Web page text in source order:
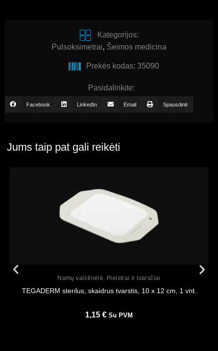
Kategorijos:
Pulsoksimetrai, Šeimos medicina
Prekės kodas: 35090
Pasidalinkite:
Facebook LinkedIn Email Spausdinti
Jums taip pat gali reikėti
Namų vaistinėlė Pleistrai ir tvarsčiai
TEGADERM sterilus, skaidrus tvarstis, 10 x 12 cm, 1 vnt.
1,15 € Su PVM